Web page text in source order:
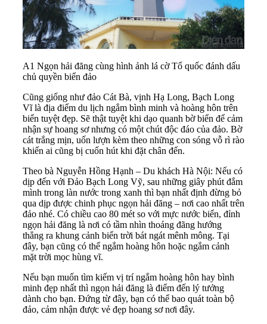
A1 Ngọn hải đăng cùng hình ảnh lá cờ Tổ quốc đánh dấu
chủ quyền biển đảo
Cũng giống như đảo Cát Bà, vịnh Hạ Long, Bạch Long
Vĩ là địa điểm du lịch ngắm bình minh và hoàng hôn trên
biển tuyệt đẹp. Sẽ thật tuyệt khi dạo quanh bờ biển để cảm
nhận sự hoang sơ nhưng có một chút độc đáo của đảo. Bờ
cát trắng mịn, uốn lượn kèm theo những con sóng vỗ rì rào
khiến ai cũng bị cuốn hút khi đặt chân đến.
Theo bà Nguyễn Hồng Hạnh – Du khách Hà Nội: Nếu có
dịp đến với Đảo Bạch Long Vỹ, sau những giây phút đắm
mình trong làn nước trong xanh thì bạn nhất định đừng bỏ
qua dịp được chinh phục ngọn hải đăng – nơi cao nhất trên
đảo nhé. Có chiều cao 80 mét so với mực nước biển, đỉnh
ngọn hải đăng là nơi có tầm nhìn thoáng đãng hướng
thẳng ra khung cảnh biển trời bát ngát mênh mông. Tại
đây, bạn cũng có thể ngắm hoàng hôn hoặc ngắm cảnh
mặt trời mọc hùng vĩ.
Nếu bạn muốn tìm kiếm vị trí ngắm hoàng hôn hay bình
minh đẹp nhất thì ngọn hải đăng là điểm đến lý tưởng
dành cho bạn. Đứng từ đây, bạn có thể bao quát toàn bộ
đảo, cảm nhận được vẻ đẹp hoang sơ nơi đây.